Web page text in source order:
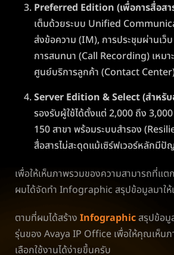
Preferred Edition (เพื่อการสื่อส
เต็มด้วยระบบ Unified
ส่งข้อความ (IM), การประชุมผ่านเว็
การสนทนา (Call Recording) เหมา
ศูนย์บริการลูกค้า (Contact
Server Edition & Select (สำหรั
รองรับผู้ใช้ได้ตั้งแต่ 2,000 ถึง
150 สาขา พร้อมระบบสำรอง
สื่อสารไม่สะดุดแม้เซิร์ฟเวอร์หลักมีปั
เพื่อให้เห็นภาพรวมของความสามารถที่แต
ผมได้จัดทำ Infographic สรุปข้อมูลมาให้
ตามที่ผมได้สร้าง Infographicสรุปข้อมู
รุ่นของ Avaya IP Office เพื่อให้คุณเห็น
เลือกใช้งานได้ง่ายขึ้นครับ